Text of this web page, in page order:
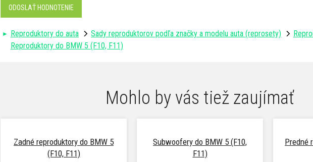
ODOSLAŤ HODNOTENIE
Reproduktory do auta Sady reproduktorov podľa značky a modelu auta (reprosety)
Reproduktory do BMW 5 (F10, F11)
Mohlo by vás tiež zaujímať
Zadné reproduktory do BMW 5
(F10, F11)
Subwoofery do BMW 5 (F10,
F11)
Predné